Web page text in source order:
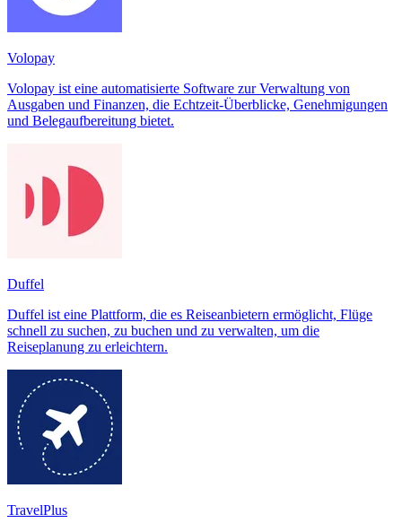
Volopay
Volopay ist eine automatisierte Software zur Verwaltung von
Ausgaben und Finanzen, die Echtzeit-Überblicke, Genehmigungen
und Belegaufbereitung bietet.
Duffel
Duffel ist eine Plattform, die es Reiseanbietern ermöglicht, Flüge
schnell zu suchen, zu buchen und zu verwalten, um die
Reiseplanung zu erleichtern.
TravelPlus